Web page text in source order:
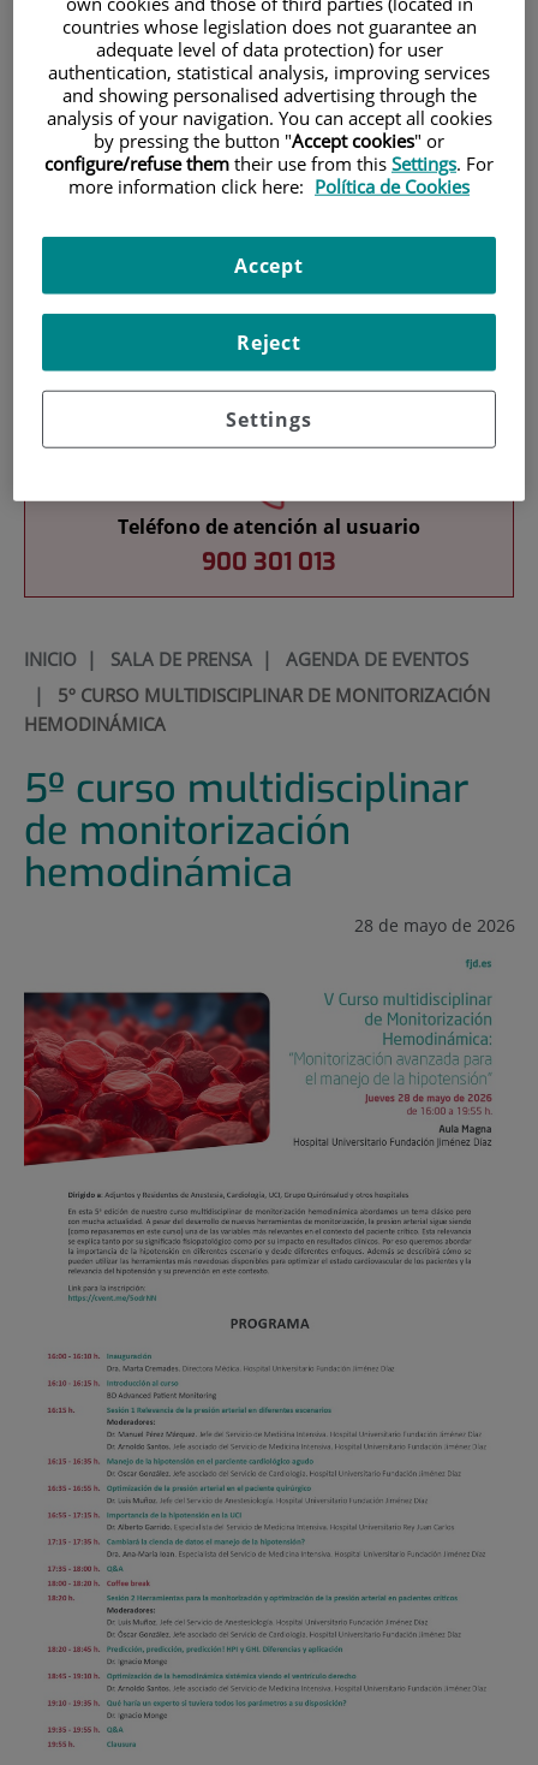
Investigación
Docencia
Teléfono de atención al usuario
900 301 013
INICIO| SALA DE PRENSA| AGENDA DE EVENTOS
| 5º CURSO MULTIDISCIPLINAR DE MONITORIZACIÓN
HEMODINÁMICA
5º curso multidisciplinar
de monitorización
hemodinámica
28 de mayo de 2026
countries whose legislation does not guarantee an
adequate level of data protection) for user
authentication, statistical analysis, improving services
and showing personalised advertising through the
analysis of your navigation. You can accept all cookies
by pressing the button "Accept cookies" or
configure/refuse them their use from this Settings. For
more information click here: Política de Cookies
Settings
Reject
Accept